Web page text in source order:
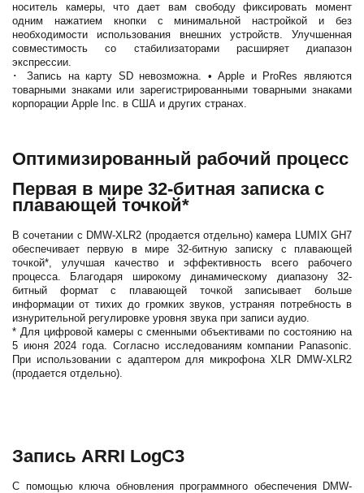
носитель камеры, что дает вам свободу фиксировать момент
одним нажатием кнопки с минимальной настройкой и без
необходимости использования внешних устройств. Улучшенная
совместимость со стабилизаторами расширяет диапазон
экспрессии.
･ Запись на карту SD невозможна. • Apple и ProRes являются
товарными знаками или зарегистрированными товарными знаками
корпорации Apple Inc. в США и других странах.
Оптимизированный рабочий процесс
Первая в мире 32-битная записка с
плавающей точкой*
В сочетании с DMW-XLR2 (продается отдельно) камера LUMIX GH7
обеспечивает первую в мире 32-битную записку с плавающей
точкой*, улучшая качество и эффективность всего рабочего
процесса. Благодаря широкому динамическому диапазону 32-
битный формат с плавающей точкой записывает больше
информации от тихих до громких звуков, устраняя потребность в
изнурительной регулировке уровня звука при записи аудио.
* Для цифровой камеры с сменными объективами по состоянию на
5 июня 2024 года. Согласно исследованиям компании Panasonic.
При использовании с адаптером для микрофона XLR DMW-XLR2
(продается отдельно).
Запись ARRI LogC3
С помощью ключа обновления программного обеспечения DMW-